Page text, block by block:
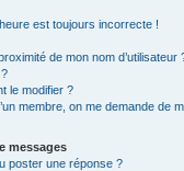
est toujours incorrecte !
de mon nom d’utilisateur
le modifier ?
membre, on me demande de
messages
poster une réponse ?